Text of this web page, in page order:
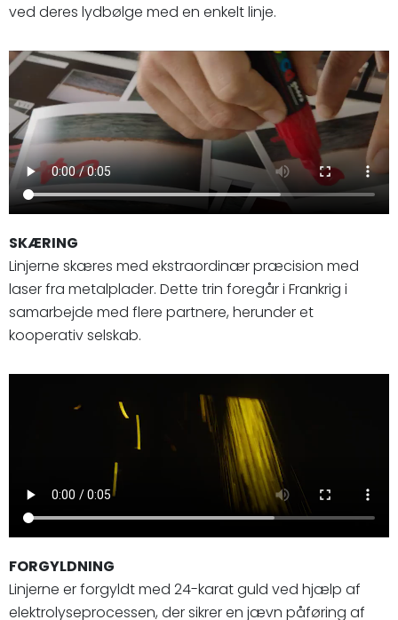
ved deres lydbølge med en enkelt linje.
SKÆRING
Linjerne skæres med ekstraordinær præcision med
laser fra metalplader. Dette trin foregår i Frankrig i
samarbejde med flere partnere, herunder et
kooperativ selskab.
FORGYLDNING
Linjerne er forgyldt med 24-karat guld ved hjælp af
elektrolyseprocessen, der sikrer en jævn påføring af